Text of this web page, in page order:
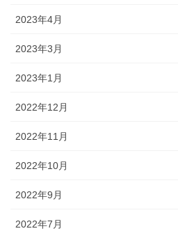
2023年4月
2023年3月
2023年1月
2022年12月
2022年11月
2022年10月
2022年9月
2022年7月